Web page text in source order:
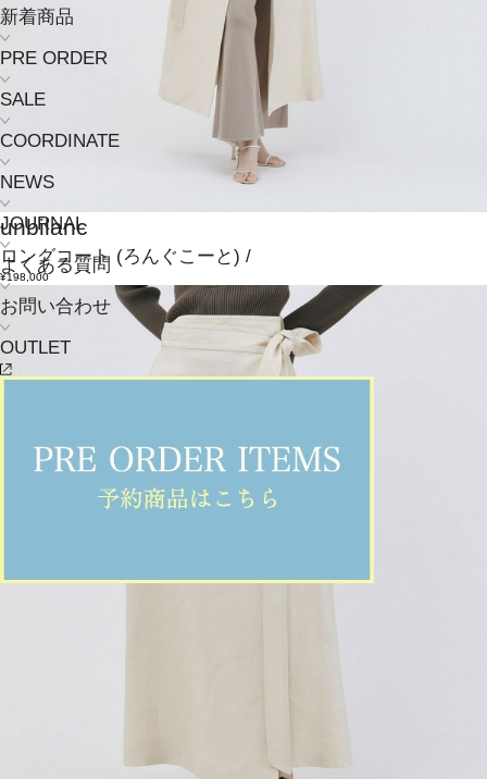
新着商品
PRE ORDER
SALE
COORDINATE
NEWS
JOURNAL
よくある質問
お問い合わせ
OUTLET
unbilanc
ロングコート (ろんぐこーと) /
¥198,000